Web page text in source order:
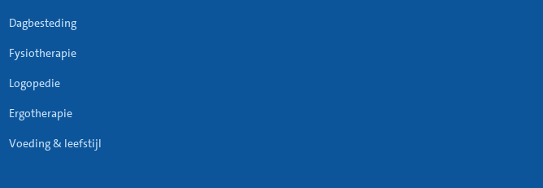
Dagbesteding
Fysiotherapie
Logopedie
Ergotherapie
Voeding & leefstijl